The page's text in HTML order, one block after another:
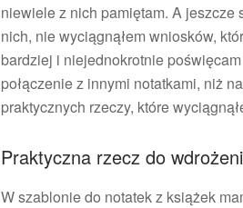
niewiele z nich pamiętam. A
nich, nie wyciągnąłem wniosków,
bardziej i niejednokrotnie
połączenie z innymi notatkami, niż
praktycznych rzeczy, które
Praktyczna rzecz do
W szablonie do notatek z książek